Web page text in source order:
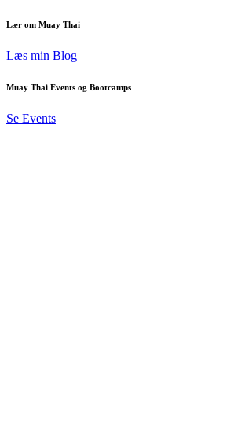
Lær om Muay Thai
Læs min Blog
Muay Thai Events og Bootcamps
Se Events